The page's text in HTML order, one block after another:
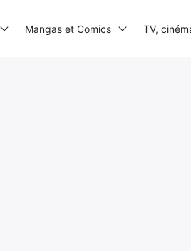
Mangas et Comics TV,